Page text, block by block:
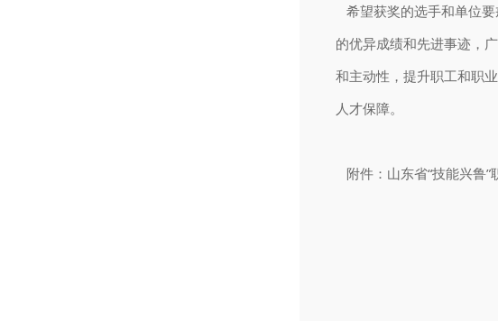
希望获奖的选手和单位
的优异成绩和先进事迹，
和主动性，提升职工和职
人才保障。
附件：山东省“技能兴鲁